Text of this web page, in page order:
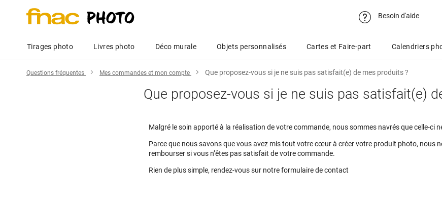
Besoin d'aide
Tirages photo Livres photo Déco murale Objets personnalisés Cartes et Faire-part Calendriers
Questions fréquentes Mes commandes et mon compte Que proposez-vous si je ne suis pas satisfait(e) de mes produits ?
Que proposez-vous si je ne suis pas satisfait(e)
Malgré le soin apporté à la réalisation de votre commande, nous sommes navrés que celle-ci
Parce que nous savons que vous avez mis tout votre cœur à créer votre produit photo, nous
rembourser si vous n’êtes pas satisfait de votre commande.
Rien de plus simple, rendez-vous sur notreformulaire de contact